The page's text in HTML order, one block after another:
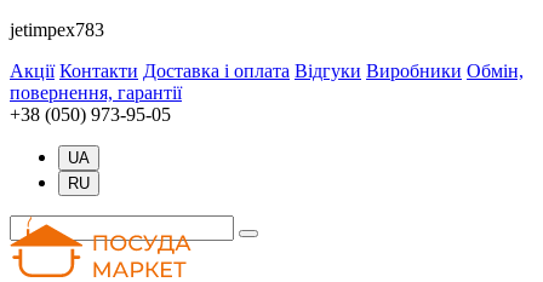
jetimpex783
Акції Контакти Доставка і оплата Відгуки Виробники Обмін,
повернення, гарантії
+38 (050) 973-95-05
UA
RU